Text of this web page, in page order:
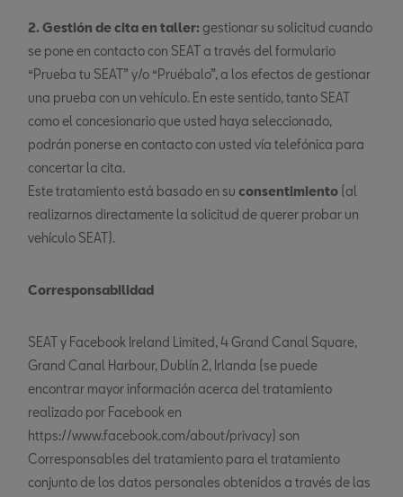
2. Gestión de cita en taller: gestionar su solicitud cuando
se pone en contacto con SEAT a través del formulario
“Prueba tu SEAT” y/o “Pruébalo”, a los efectos de gestionar
una prueba con un vehículo. En este sentido, tanto SEAT
como el concesionario que usted haya seleccionado,
podrán ponerse en contacto con usted vía telefónica para
concertar la cita.
Este tratamiento está basado en su consentimiento (al
realizarnos directamente la solicitud de querer probar un
vehículo SEAT).
Corresponsabilidad
SEAT y Facebook Ireland Limited, 4 Grand Canal Square,
Grand Canal Harbour, Dublín 2, Irlanda (se puede
encontrar mayor información acerca del tratamiento
realizado por Facebook en
https://www.facebook.com/about/privacy) son
Corresponsables del tratamiento para el tratamiento
conjunto de los datos personales obtenidos a través de las